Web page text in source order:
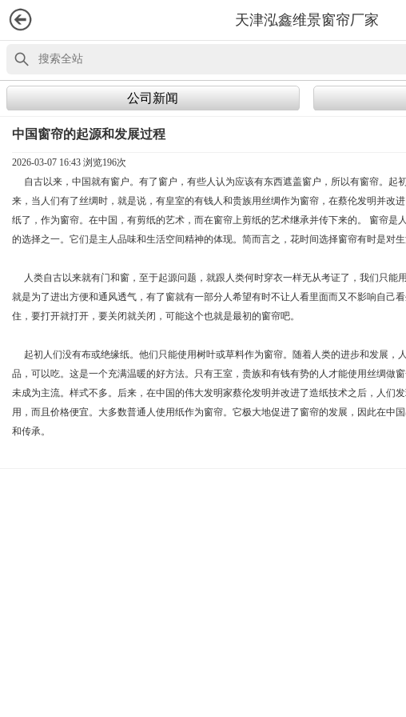
天津泓鑫维景窗帘厂家
公司新闻
中国窗帘的起源和发展过程
2026-03-07 16:43 浏览196次
自古以来，中国就有窗户。有了窗户，有些人认为应该有东西遮盖窗户，所以有窗帘。起
来，当人们有了丝绸时，就是说，有皇室的有钱人和贵族用丝绸作为窗帘，在蔡伦发明并改
纸了，作为窗帘。在中国，有剪纸的艺术，而在窗帘上剪纸的艺术继承并传下来的。 窗帘是
的选择之一。它们是主人品味和生活空间精神的体现。简而言之，花时间选择窗帘有时是对生
人类自古以来就有门和窗，至于起源问题，就跟人类何时穿衣一样无从考证了，我们只能
就是为了进出方便和通风透气，有了窗就有一部分人希望有时不让人看里面而又不影响自己
住，要打开就打开，要关闭就关闭，可能这个也就是最初的窗帘吧。
起初人们没有布或绝缘纸。他们只能使用树叶或草料作为窗帘。随着人类的进步和发展，
品，可以吃。这是一个充满温暖的好方法。只有王室，贵族和有钱有势的人才能使用丝绸做
未成为主流。样式不多。后来，在中国的伟大发明家蔡伦发明并改进了造纸技术之后，人们
用，而且价格便宜。大多数普通人使用纸作为窗帘。它极大地促进了窗帘的发展，因此在中
和传承。